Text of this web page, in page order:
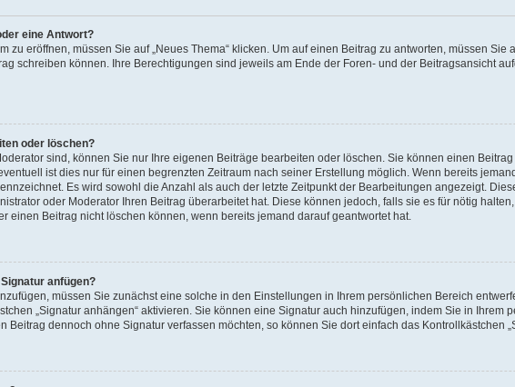
eine Antwort?
zu eröffnen, müssen Sie auf „Neues Thema“ klicken. Um auf einen Beitrag zu antworten, müssen Sie
schreiben können. Ihre Berechtigungen sind jeweils am Ende der Foren- und der Beitragsansicht
oder löschen?
sind, können Sie nur Ihre eigenen Beiträge bearbeiten oder löschen. Sie können einen
ist dies nur für einen begrenzten Zeitraum nach seiner Erstellung möglich. Wenn bereits
Es wird sowohl die Anzahl als auch der letzte Zeitpunkt der Bearbeitungen angezeigt.
oder Moderator Ihren Beitrag überarbeitet hat. Diese können jedoch, falls sie es für nötig
einen Beitrag nicht löschen können, wenn bereits jemand darauf geantwortet hat.
anfügen?
müssen Sie zunächst eine solche in den Einstellungen in Ihrem persönlichen Bereich
„Signatur anhängen“ aktivieren. Sie können eine Signatur auch hinzufügen, indem Sie in
Beitrag dennoch ohne Signatur verfassen möchten, so können Sie dort einfach das Kontrollkästchen